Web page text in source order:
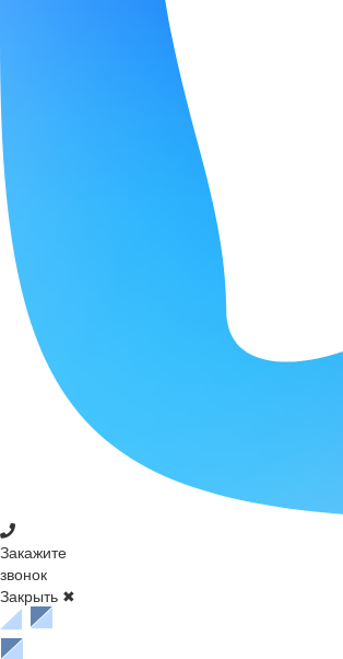
Закажите
звонок
Закрыть ✖